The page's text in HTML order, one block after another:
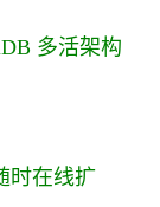
多活架构
时在线扩